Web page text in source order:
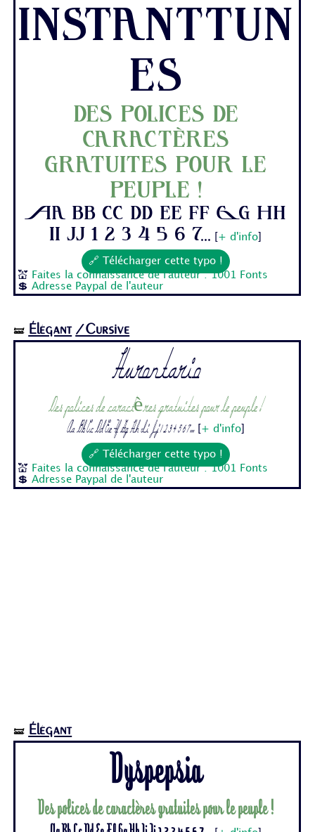
Instanttun
es
Des polices de
caractères
gratuites pour le
peuple !
Aa Bb Cc Dd Ee Ff Gg Hh
Ii Jj 1 2 3 4 5 6 7...
+ d'info
🔗 Télécharger cette typo !
💒
Faites la connaissance de l'auteur : 1001 Fonts
💲Adresse Paypal de l'auteur
🝛 Élégant /Cursive
Hurontario
Des polices de caractères gratuites pour le peuple !
Aa Bb Cc Dd Ee Ff Gg Hh Ii Jj 1 2 3 4 5 6 7...[ + d'info]
🔗 Télécharger cette typo !
💒
Faites la connaissance de l'auteur : 1001 Fonts
💲Adresse Paypal de l'auteur
🝛 Élégant
Dyspepsia
Des polices de caractères gratuites pour le peuple !